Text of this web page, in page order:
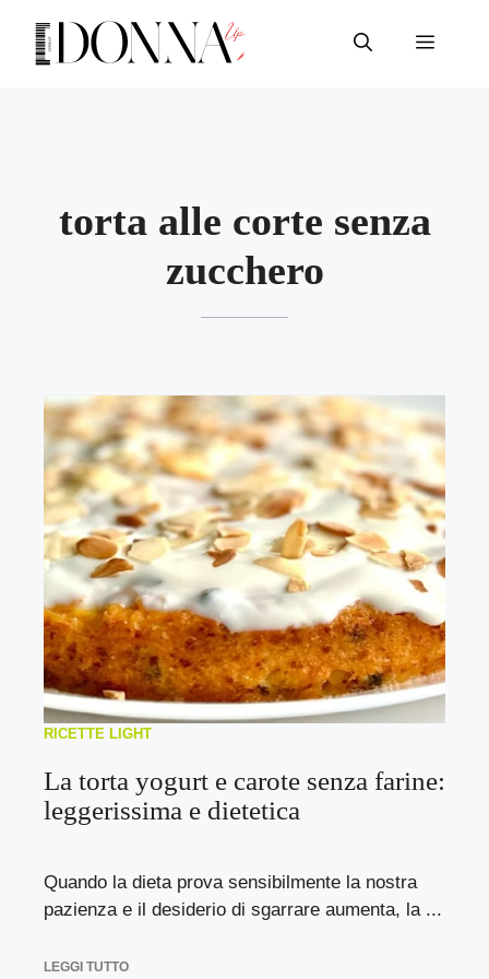
contenuto
Menu
torta alle corte senza
zucchero
RICETTE LIGHT
La torta yogurt e carote senza farine:
leggerissima e dietetica
Quando la dieta prova sensibilmente la nostra
pazienza e il desiderio di sgarrare aumenta, la ...
LEGGI TUTTO